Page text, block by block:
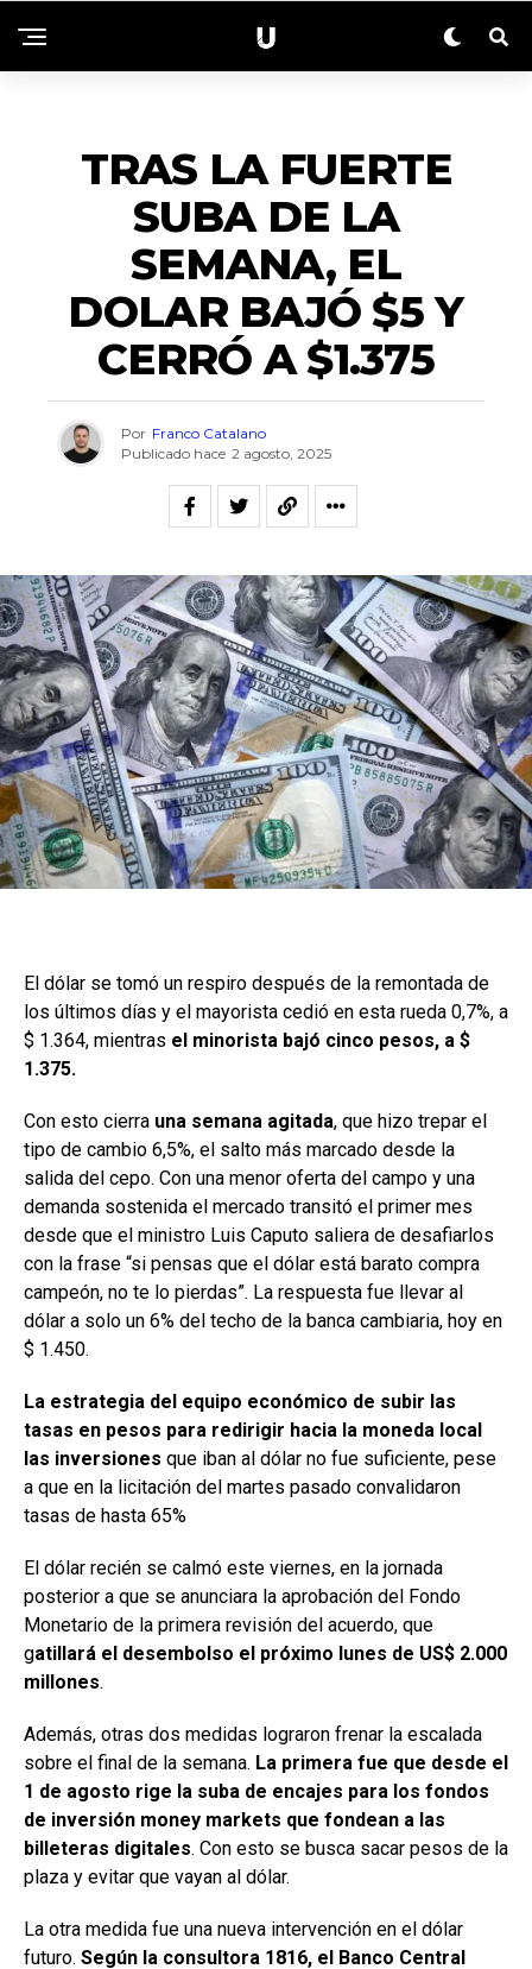
TRAS LA FUERTE
SUBA DE LA
SEMANA, EL
DOLAR BAJÓ $5 Y
CERRÓ A $1.375
Por Franco Catalano
Publicado hace 2 agosto, 2025
El dólar se tomó un respiro después de la remontada de
los últimos días y el mayorista cedió en esta rueda 0,7%, a
$ 1.364, mientras el minorista bajó cinco pesos, a $
1.375.
Con esto cierra una semana agitada, que hizo trepar el
tipo de cambio 6,5%, el salto más marcado desde la
salida del cepo. Con una menor oferta del campo y una
demanda sostenida el mercado transitó el primer mes
desde que el ministro Luis Caputo saliera de desafiarlos
con la frase “si pensas que el dólar está barato compra
campeón, no te lo pierdas”. La respuesta fue llevar al
dólar a solo un 6% del techo de la banca cambiaria, hoy en
$ 1.450.
La estrategia del equipo económico de subir las
tasas en pesos para redirigir hacia la moneda local
las inversiones que iban al dólar no fue suficiente, pese
a que en la licitación del martes pasado convalidaron
tasas de hasta 65%
El dólar recién se calmó este viernes, en la jornada
posterior a que se anunciara la aprobación del Fondo
Monetario de la primera revisión del acuerdo, que
gatillará el desembolso el próximo lunes de US$ 2.000
millones.
Además, otras dos medidas lograron frenar la escalada
sobre el final de la semana. La primera fue que desde el
1 de agosto rige la suba de encajes para los fondos
de inversión money markets que fondean a las
billeteras digitales. Con esto se busca sacar pesos de la
plaza y evitar que vayan al dólar.
La otra medida fue una nueva intervención en el dólar
futuro. Según la consultora 1816, el Banco Central